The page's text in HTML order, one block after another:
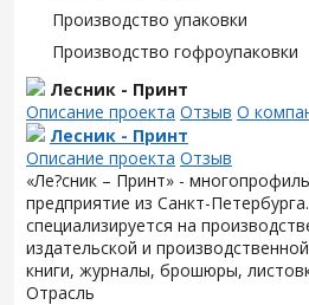
Производство упаковки
Производство гофроупаковки
Лесник - Принт
Описание проекта Отзыв О
Лесник - Принт
Описание проекта Отзыв
«Ле?сник – Принт» -
предприятие из Санкт-
специализируется на
издательской и
книги, журналы, брошюры,
Отрасль